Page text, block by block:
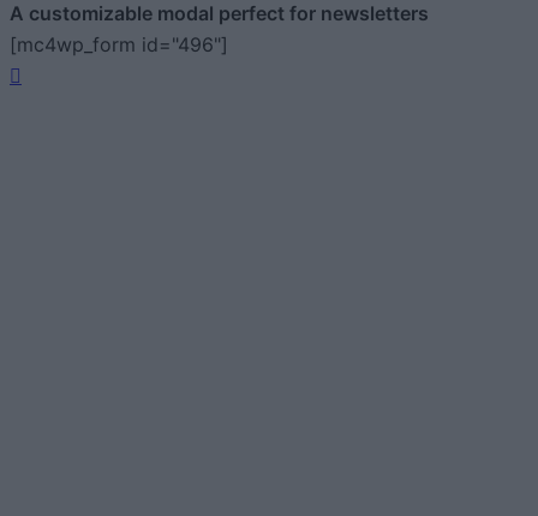
A customizable modal perfect for newsletters
[mc4wp_form id="496"]